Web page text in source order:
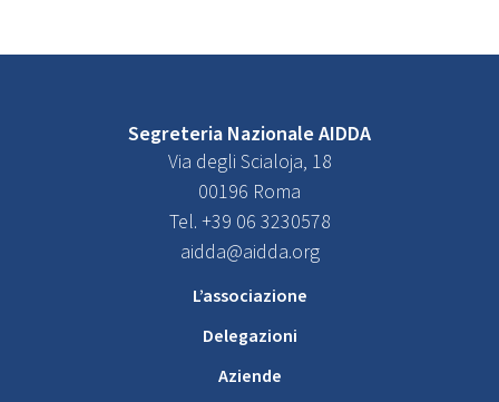
Segreteria Nazionale AIDDA
Via degli Scialoja, 18
00196 Roma
Tel. +39 06 3230578
aidda@aidda.org
L’associazione
Delegazioni
Aziende